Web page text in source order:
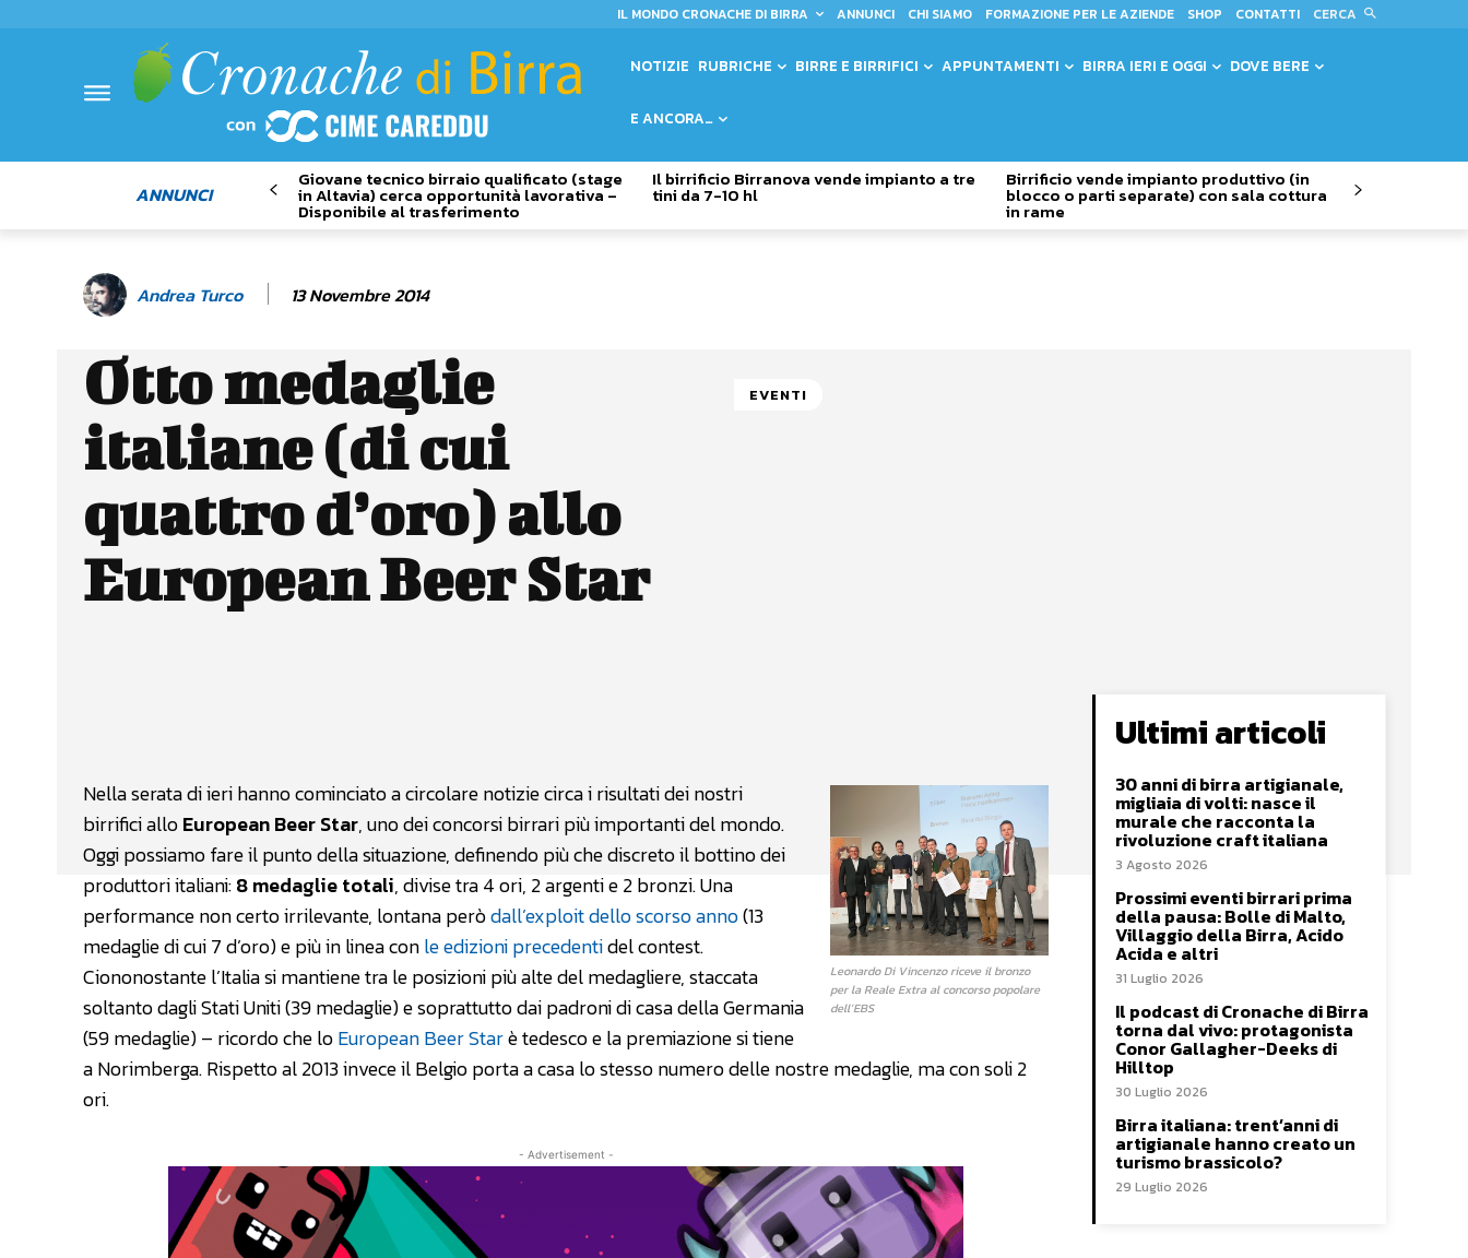
IL MONDO CRONACHE DI BIRRA ANNUNCI CHI SIAMO FORMAZIONE PER LE AZIENDE SHOP CONTATTI CERCA
NOTIZIE RUBRICHE BIRRE E BIRRIFICI APPUNTAMENTI BIRRA IERI E OGGI DOVE BERE
E ANCORA…
ANNUNCI
Giovane tecnico birraio qualificato (stage
in Altavia) cerca opportunità lavorativa –
Disponibile al trasferimento
Il birrificio Birranova vende impianto a tre
tini da 7-10 hl
Birrificio vende impianto produttivo (in
blocco o parti separate) con sala cottura
in rame
Andrea Turco 13 Novembre 2014
Otto medaglie
italiane (di cui
quattro d’oro) allo
European Beer Star
EVENTI
Leonardo Di Vincenzo riceve il bronzo
per la Reale Extra al concorso popolare
dell’EBS
Nella serata di ieri hanno cominciato a circolare notizie circa i risultati dei nostri
birrifici alloEuropean Beer Star, uno dei concorsi birrari più importanti del mondo.
Oggi possiamo fare il punto della situazione, definendo più che discreto il bottino dei
produttori italiani:8 medaglie totali, divise tra 4 ori, 2 argenti e 2 bronzi. Una
performance non certo irrilevante, lontana peròdall’exploit dello scorso anno(13
medaglie di cui 7 d’oro) e più in linea conle edizioniprecedentidel contest.
Ciononostante l’Italia si mantiene tra le posizioni più alte del medagliere, staccata
soltanto dagli Stati Uniti (39 medaglie) e soprattutto dai padroni di casa della Germania
(59 medaglie) – ricordo che loEuropean Beer Starè tedesco e la premiazione si tiene
a Norimberga. Rispetto al 2013 invece il Belgio porta a casa lo stesso numero delle nostre medaglie, ma con soli 2
ori.
- Advertisement -
Ultimi articoli
30 anni di birra artigianale,
migliaia di volti: nasce il
murale che racconta la
rivoluzione craft italiana
3 Agosto 2026
Prossimi eventi birrari prima
della pausa: Bolle di Malto,
Villaggio della Birra, Acido
Acida e altri
31 Luglio 2026
Il podcast di Cronache di Birra
torna dal vivo: protagonista
Conor Gallagher-Deeks di
Hilltop
30 Luglio 2026
Birra italiana: trent’anni di
artigianale hanno creato un
turismo brassicolo?
29 Luglio 2026